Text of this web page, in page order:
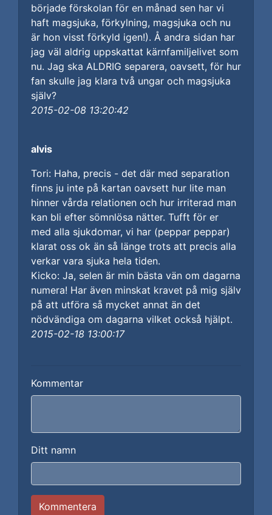
började förskolan för en månad sen har vi
haft magsjuka, förkylning, magsjuka och nu
är hon visst förkyld igen!). Å andra sidan har
jag väl aldrig uppskattat kärnfamiljelivet som
nu. Jag ska ALDRIG separera, oavsett, för hur
fan skulle jag klara två ungar och magsjuka
själv?
2015-02-08 13:20:42
alvis
Tori: Haha, precis - det där med separation
finns ju inte på kartan oavsett hur lite man
hinner vårda relationen och hur irriterad man
kan bli efter sömnlösa nätter. Tufft för er
med alla sjukdomar, vi har (peppar peppar)
klarat oss ok än så länge trots att precis alla
verkar vara sjuka hela tiden.
Kicko: Ja, selen är min bästa vän om dagarna
numera! Har även minskat kravet på mig själv
på att utföra så mycket annat än det
nödvändiga om dagarna vilket också hjälpt.
2015-02-18 13:00:17
Kommentar
Ditt namn
Kommentera